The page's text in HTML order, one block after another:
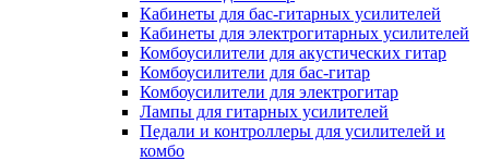
Кабинеты для бас-гитарных усилителей
Кабинеты для электрогитарных усилителей
Комбоусилители для акустических гитар
Комбоусилители для бас-гитар
Комбоусилители для электрогитар
Лампы для гитарных усилителей
Педали и контроллеры для усилителей и
комбо